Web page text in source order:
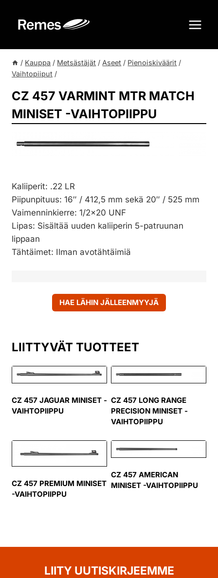
sisältöön
/ Kauppa / Metsästäjät / Aseet / Pienoiskiväärit /
Vaihtopiiput /
CZ 457 VARMINT MTR MATCH
MINISET -VAIHTOPIIPPU
Kaliiperit: .22 LR
Piipunpituus: 16″ / 412,5 mm sekä 20″ / 525 mm
Vaimenninkierre: 1/2×20 UNF
Lipas: Sisältää uuden kaliiperin 5-patruunan
lippaan
Tähtäimet: Ilman avotähtäimiä
HAE LÄHIN JÄLLEENMYYJÄ
LIITTYVÄT TUOTTEET
CZ 457 JAGUAR MINISET -
VAIHTOPIIPPU
CZ 457 LONG RANGE
PRECISION MINISET -
VAIHTOPIIPPU
CZ 457 PREMIUM MINISET
-VAIHTOPIIPPU
CZ 457 AMERICAN
MINISET -VAIHTOPIIPPU
LIITY UUTISKIRJEEMME